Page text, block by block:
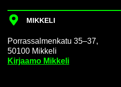
MIK­KE­LI
Por­ras­sal­men­ka­tu 35–37,
50100 Mik­ke­li
Kir­jaa­mo Mik­ke­li